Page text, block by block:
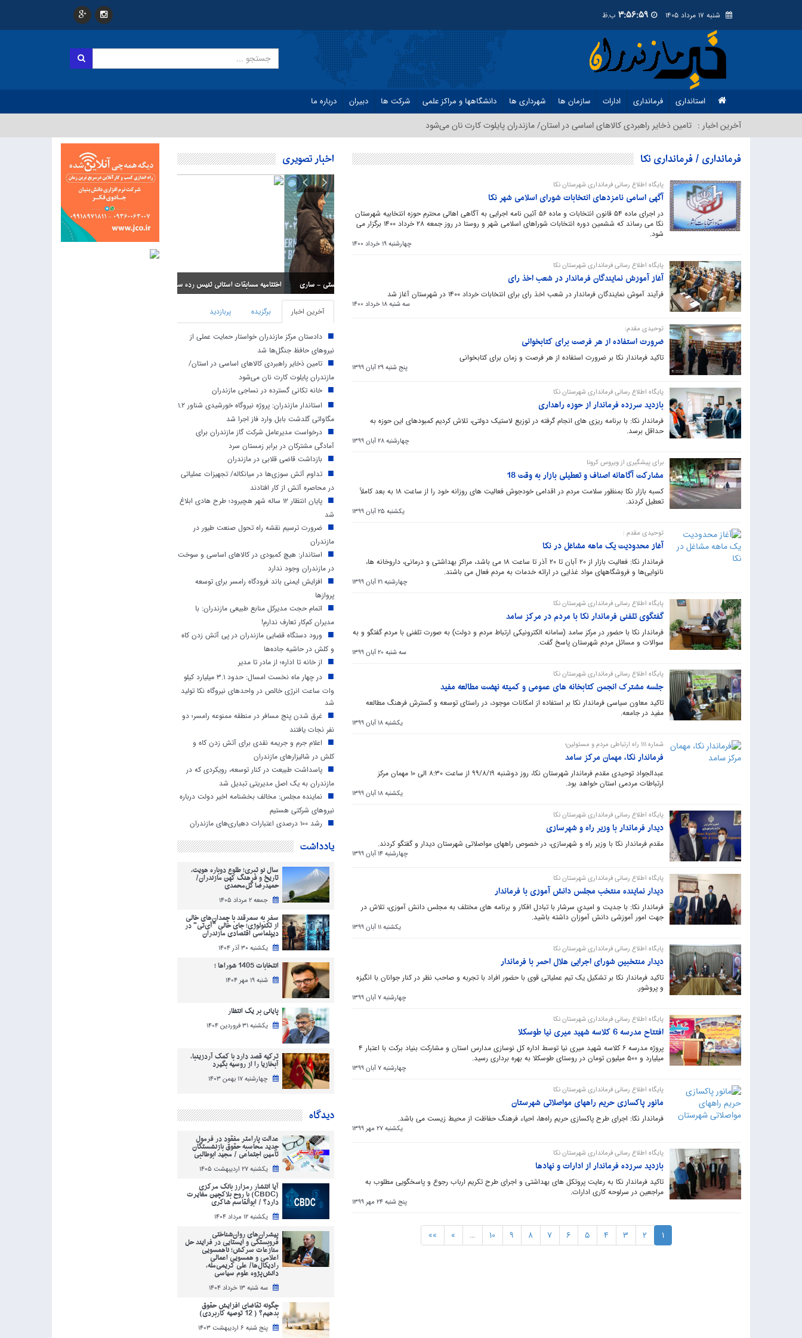
شنبه 17 مرداد 1405 3:57:00ب.ظ
استانداری فرمانداری ادارات سازمان ها شهرداری ها دانشگاهها و مراکز علمی شرکت ها دبیران درباره ما
آخرین اخبار : تامین ذخایر راهبردی کالاهای اساسی در استان/ مازندران پایلوت کارت نان می‌شود
فرمانداری / فرمانداری نکا
پایگاه اطلاع رسانی فرمانداری شهرستان نکا
آگهی اسامی نامزدهای انتخابات شورای اسلامی شهر نکا
در اجرای ماده 54 قانون انتخابات و ماده 56 آئین نامه اجرایی به آگاهی اهالی محترم حوزه انتخابیه شهرستان
نکا می رساند که ششمین دوره انتخابات شوراهای اسلامی شهر و روستا در روز جمعه 28 خرداد 1400 برگزار می
شود. ‎
چهارشنبه 19 خرداد 1400
پایگاه اطلاع رسانی فرمانداری شهرستان نکا
آغاز آموزش نمایندگان فرماندار در شعب اخذ رای
فرآیند آموش نمایندگان فرماندار در شعب اخذ رای برای انتخابات خرداد 1400 در شهرستان آغاز شد ‎
سه شنبه 18 خرداد 1400
توحیدی مقدم:
ضرورت استفاده از هر فرصت برای کتابخوانی
تاکید فرماندار نکا بر ضرورت استفاده از هر فرصت و زمان برای کتابخوانی
پنج شنبه 29 آبان 1399
پایگاه اطلاع رسانی فرمانداری شهرستان نکا
بازدید سرزده فرماندار از حوزه راهداری
فرماندار نکا: با برنامه ریزی های انجام گرفته در توزیع لاستیک دولتی، تلاش کردیم کمبودهای این حوزه به
حداقل برسد.
چهارشنبه 28 آبان 1399
برای پیشگیری از ویروس کرونا
مشارکت آگاهانه اصناف و تعطیلی بازار به وقت 18
کسبه بازار نکا بمنظور سلامت مردم در اقدامی خودجوش فعالیت های روزانه خود را از ساعت 18 به بعد کاملاً
تعطیل کردند.
یکشنبه 25 آبان 1399
توحیدی مقدم :
آغاز محدودیت یک ماهه مشاغل در نکا
فرماندار نکا: فعالیت بازار از 20 آبان تا 20 آذر تا ساعت 18 می باشد، مراکز بهداشتی و درمانی، داروخانه ها،
نانوایی‌ها و فروشگاههای مواد غذایی در ارائه خدمات به مردم فعال می باشند.
چهارشنبه 21 آبان 1399
پایگاه اطلاع رسانی فرمانداری شهرستان نکا
گفتگوی تلفنی فرماندار نکا با مردم در مرکز سامد
فرماندار نکا با حضور در مرکز سامد (سامانه الکترونیکی ارتباط مردم و دولت) به صورت تلفنی با مردم گفتگو و به
سوالات و مسائل مردم شهرستان پاسخ گفت. ‎
سه شنبه 20 آبان 1399
پایگاه اطلاع رسانی فرمانداری شهرستان نکا
جلسه مشترک انجمن کتابخانه های عمومی و کمیته نهضت مطالعه مفید
تاکید معاون سیاسی فرماندار نکا بر استفاده از امکانات موجود، در راستای توسعه و گسترش فرهنگ مطالعه
مفید در جامعه. ‎
یکشنبه 18 آبان 1399
شماره 111 راه ارتباطی مردم و مسئولین؛
فرماندار نکا، مهمان مرکز سامد
‎عبدالجواد توحیدی مقدم فرماندار شهرستان نکا، روز دوشنبه 99/8/19 از ساعت 8:30 الی 10 مهمان مرکز
ارتباطات مردمی استان خواهد بود. ‎ ‎
یکشنبه 18 آبان 1399
پایگاه اطلاع رسانی فرمانداری شهرستان نکا
دیدار فرماندار با وزیر راه و شهرسازی
مقدم فرماندار نکا با وزیر راه و شهرسازی، در خصوص راههای مواصلاتی شهرستان دیدار و گفتگو کردند.
چهارشنبه 14 آبان 1399
پایگاه اطلاع رسانی فرمانداری شهرستان نکا
دیدار نماینده منتخب مجلس دانش آموزی با فرماندار
فرماندار نکا: با جديت و اميدي سرشار با تبادل افکار و برنامه های مختلف به مجلس دانش آموزی، تلاش در
جهت امور آموزشی دانش آموزان داشته باشید.
یکشنبه 11 آبان 1399
پایگاه اطلاع رسانی فرمانداری شهرستان نکا
دیدار منتخبین شورای اجرایی هلال احمر با فرماندار
تاکید فرماندار نکا بر تشکیل یک تیم عملیاتی قوی با حضور افراد با تجربه و صاحب نظر در کنار جوانان با انگیزه
و پروشور.
چهارشنبه 7 آبان 1399
پایگاه اطلاع رسانی فرمانداری شهرستان نکا
افتتاح مدرسه 6 کلاسه شهید میری نیا طوسکلا
پروژه مدرسه 6 کلاسه شهید میری نیا توسط اداره کل نوسازی مدارس استان و مشارکت بنیاد برکت با اعتبار 4
میلیارد و 500 میلیون تومان در روستای طوسکلا به بهره برداری رسید. ‎
چهارشنبه 7 آبان 1399
پایگاه اطلاع رسانی فرمانداری شهرستان نکا
مانور پاکسازی حریم راههای مواصلاتی شهرستان
فرماندار نکا: اجرای طرح پاکسازی حریم راه‌ها، احیاء فرهنگ حفاظت از محیط زیست می باشد. ‎
یکشنبه 27 مهر 1399
پایگاه اطلاع رسانی فرمانداری شهرستان نکا
بازدید سرزده فرماندار از ادارات و نهادها
تاکید فرماندار نکا به رعایت پروتکل های بهداشتی و اجرای طرح تکریم ارباب رجوع و پاسخگویی مطلوب به
مراجعین در سرلوحه کاری ادارات.
پنج شنبه 24 مهر 1399
1
2
3
4
5
6
7
8
9
10
…
»
»»
اخبار تصویری
اختتامیه مسابقات استانی تنیس رده سنی نونهالان
آخرین اخبار برگزیده پربازدید
دادستان مرکز مازندران خواستار حمایت عملی از
نیروهای حافظ جنگل‌ها شد
تامین ذخایر راهبردی کالاهای اساسی در استان/
مازندران پایلوت کارت نان می‌شود
خانه تکانی گسترده در نساجی مازندران
استاندار مازندران: پروژه نیروگاه خورشیدی شناور ۱.۲
مگاواتی گلدشت بابل وارد فاز اجرا شد
درخواست مدیرعامل شرکت گاز مازندران برای
آمادگی مشترکان در برابر زمستان سرد
بازداشت قاضی قلابی در مازندران
تداوم آتش‌ سوزی‌ها در میانکاله/ تجهیزات عملیاتی
در محاصره آتش از کار افتادند
پایان انتظار ۱۲ ساله شهر هچیرود؛ طرح هادی ابلاغ
شد
ضرورت ترسیم نقشه راه تحول صنعت طیور در
مازندران
استاندار: هیچ کمبودی در کالاهای اساسی و سوخت
در مازندران وجود ندارد
افزایش ایمنی باند فرودگاه رامسر برای توسعه
پروازها
اتمام حجت مدیرکل منابع طبیعی مازندران: با
مدیران کم‌کار تعارف ندارم!
ورود دستگاه قضایی مازندران در پی آتش زدن کاه
و کلش در حاشیه جاده‌ها
از خانه تا اداره؛ از مادر تا مدیر
در چهار ماه نخست امسال: حدود 3.1 میلیارد کیلو
وات ساعت انرژی خالص در واحدهای نیروگاه نکا تولید
شد
غرق شدن پنج مسافر در منطقه ممنوعه رامسر؛ دو
نفر نجات یافتند
اعلام جرم و جریمه نقدی برای آتش زدن کاه و
کلش در شالیزارهای مازندران
پاسداشت طبیعت در کنار توسعه، رویکردی که در
مازندران به یک اصل مدیریتی تبدیل شد
نماینده مجلس: مخالف بخشنامه اخیر دولت درباره
نیروهای شرکتی هستیم
رشد ۱۰۰ درصدی اعتبارات دهیاری‌های مازندران
یادداشت
سال نو تبری؛ طلوع دوباره هویت،
تاریخ و فرهنگ کهن مازندران/
حمیدرضا گل‌محمدی
جمعه 2 مرداد 1405
سفر به سمرقند با چمدان‌های خالی
از تکنولوژی؛ جای خالی "آی‌تی" در
دیپلماسی اقتصادی مازندران
یکشنبه 30 آذر 1404
انتخابات 1405 شوراها ؛
شنبه 19 مهر 1404
پایانی بر یک انتظار
یکشنبه 31 فروردين 1404
ترکیه قصد دارد با کمک آردزینبا،
آبخازیا را از روسیه بگیرد
چهارشنبه 17 بهمن 1403
دیدگاه
عدالت پارامتر مفقود در فرمول
جدید محاسبه حقوق بازنشستگان
تأمین اجتماعی / مجید ابوطالبی
یکشنبه 27 ارديبهشت 1405
آیا انتشار رمزارز بانک مرکزی
(CBDC) با روح بلاکچین مغایرت
دارد؟ / ابوالقاسم شاکری
یکشنبه 12 مرداد 1404
پیشران‌های روان‌شناختی
فروبستگی و ایستایی در فرایند حل
منازعات سرکش؛ ناهمسویی
اعلامی و همسویی اعمالی
رادیکال‌ها/ علی کریمی‌مله،
دانش‌پژوه علوم سیاسی
سه شنبه 13 خرداد 1404
چگونه تقاضای افزایش حقوق
بدهیم؟ ( 12 توصیه کاربردی)
پنج شنبه 6 ارديبهشت 1403